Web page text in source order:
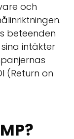
och
beteenden
intäkter
(Return on